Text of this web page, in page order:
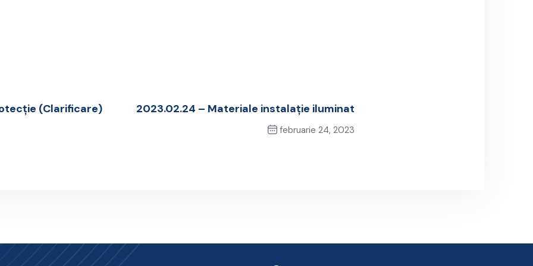
(Clarificare) 2023.02.24 – Materiale instalație iluminat
februarie 24, 2023